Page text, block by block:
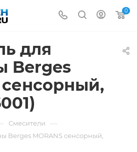
0
для
Berges
сенсорный,
Смесители —
Berges MORANS сенсорный,